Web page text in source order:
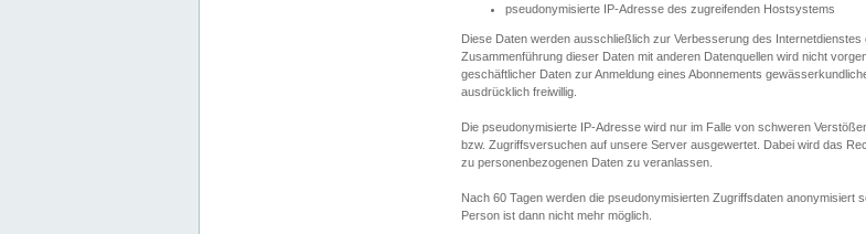
pseudonymisierte IP-Adresse des zugreifenden Hostsystems
Diese Daten werden ausschließlich zur Verbesserung des
Zusammenführung dieser Daten mit anderen Datenquellen wird nicht
geschäftlicher Daten zur Anmeldung eines Abonnements
ausdrücklich freiwillig.
Die pseudonymisierte IP-Adresse wird nur im Falle von schweren
bzw. Zugriffsversuchen auf unsere Server ausgewertet. Dabei wird das
zu personenbezogenen Daten zu veranlassen.
Nach 60 Tagen werden die pseudonymisierten Zugriffsdaten
Person ist dann nicht mehr möglich.